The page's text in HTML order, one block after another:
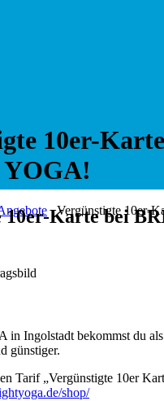
10er-
Vergünstigte 10er-
10er-Karte bei
Ingolstadt bekommst du
günstiger.
Tarif „Vergünstigte 10er
shop/